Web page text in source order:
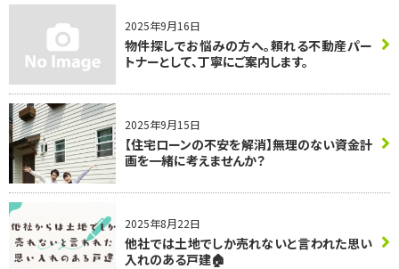
2025年9月16日
物件探しでお悩みの方へ。頼れる不動産パー
トナーとして、丁寧にご案内します。
2025年9月15日
【住宅ローンの不安を解消】無理のない資金計
画を一緒に考えませんか？
2025年8月22日
他社では土地でしか売れないと言われた思い
入れのある戸建🏠